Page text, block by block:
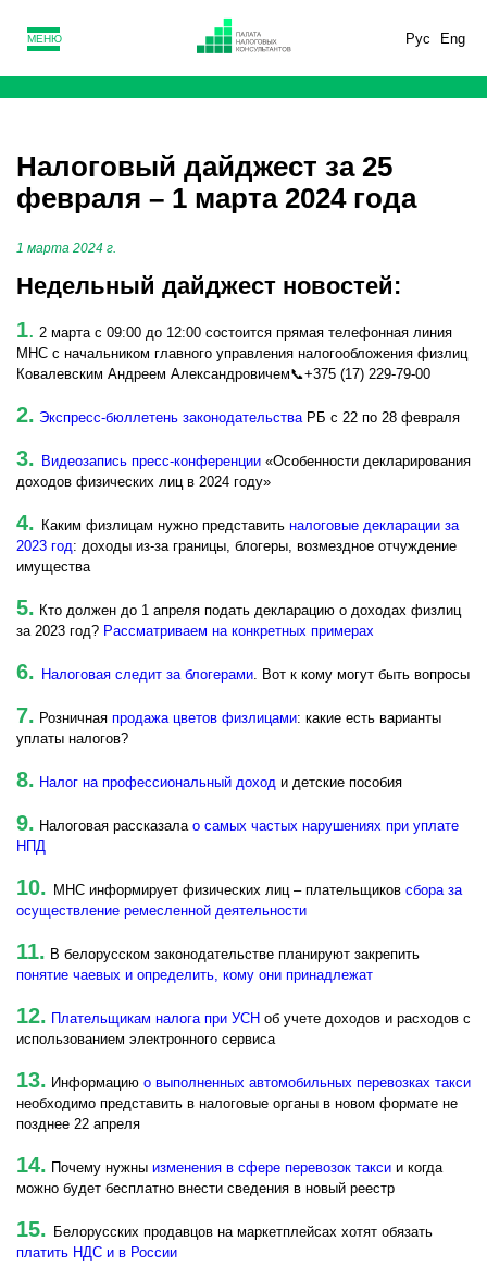
Рус Eng
МЕНЮ
Налоговый дайджест за 25
февраля – 1 марта 2024 года
1 марта 2024 г.
Недельный дайджест новостей:
1. 2 марта с 09:00 до 12:00 состоится прямая телефонная линия
МНС с начальником главного управления налогообложения физлиц
Ковалевским Андреем Александровичем📞+375 (17) 229-79-00
2. Экспресс-бюллетень законодательстваРБ с 22 по 28 февраля
3. Видеозапись пресс-конференции «Особенности декларирования
доходов физических лиц в 2024 году»
4. Каким физлицам нужно представить налоговые декларации за
2023 год: доходы из-за границы, блогеры, возмездное отчуждение
имущества
5. Кто должен до 1 апреля подать декларацию о доходах физлиц
за 2023 год? Рассматриваем на конкретных примерах
6. Налоговая следит за блогерами. Вот к кому могут быть вопросы
7. Розничная продажа цветов физлицами: какие есть варианты
уплаты налогов?
8. Налог на профессиональный доход и детские пособия
9. Налоговая рассказала о самых частых нарушениях при уплате
НПД
10. МНС информирует физических лиц – плательщиков сбора за
осуществление ремесленной деятельности
11. В белорусском законодательстве планируют закрепить
понятие чаевых и определить, кому они принадлежат
12. Плательщикам налога при УСН об учете доходов и расходов с
использованием электронного сервиса
13. Информацию о выполненных автомобильных перевозках такси
необходимо представить в налоговые органы в новом формате не
позднее 22 апреля
14. Почему нужны изменения в сфере перевозок такси и когда
можно будет бесплатно внести сведения в новый реестр
15. Белорусских продавцов на маркетплейсах хотят обязать
платить НДС и в России